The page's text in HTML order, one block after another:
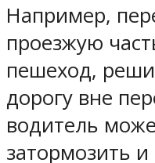
Например,
проезжую
пешеход,
дорогу вне
водитель
затормозить и